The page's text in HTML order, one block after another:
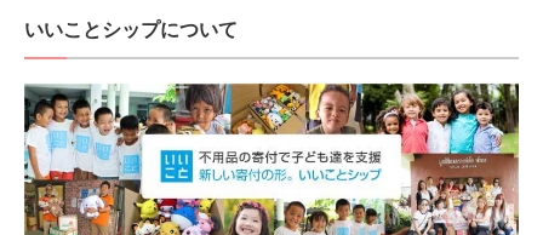
いいことシップについて